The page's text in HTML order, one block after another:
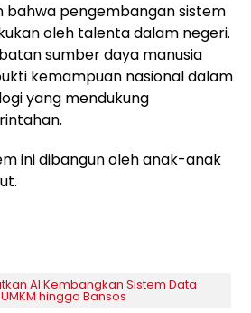
bahwa pengembangan sistem
oleh talenta dalam negeri.
sumber daya manusia
kemampuan nasional dalam
yang mendukung
ini dibangun oleh anak-anak
AI Kembangkan Sistem Data
hingga Bansos